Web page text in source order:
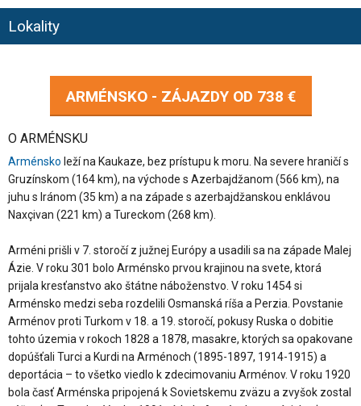
Lokality
ARMÉNSKO - ZÁJAZDY OD 738 €
O ARMÉNSKU
Arménsko leží na Kaukaze, bez prístupu k moru. Na severe hraničí s
Gruzínskom (164 km), na východe s Azerbajdžanom (566 km), na
juhu s Iránom (35 km) a na západe s azerbajdžanskou enklávou
Naxçivan (221 km) a Tureckom (268 km).
Arméni prišli v 7. storočí z južnej Európy a usadili sa na západe Malej
Ázie. V roku 301 bolo Arménsko prvou krajinou na svete, ktorá
prijala kresťanstvo ako štátne náboženstvo. V roku 1454 si
Arménsko medzi seba rozdelili Osmanská ríša a Perzia. Povstanie
Arménov proti Turkom v 18. a 19. storočí, pokusy Ruska o dobitie
tohto územia v rokoch 1828 a 1878, masakre, ktorých sa opakovane
dopúšťali Turci a Kurdi na Arménoch (1895-1897, 1914-1915) a
deportácia – to všetko viedlo k zdecimovaniu Arménov. V roku 1920
bola časť Arménska pripojená k Sovietskemu zväzu a zvyšok zostal